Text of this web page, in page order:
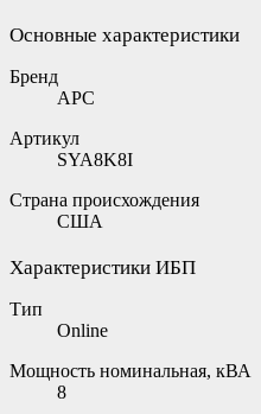
Основные характеристики
Бренд
APC
Артикул
SYA8K8I
Страна происхождения
США
Характеристики ИБП
Тип
Online
Мощность номинальная, кВА
8